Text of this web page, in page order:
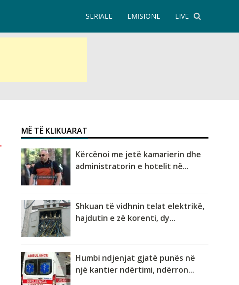
LIVE
EMISIONE
SERIALE
MË TË KLIKUARAT
Kërcënoi me jetë kamarierin dhe
administratorin e hotelit në...
Shkuan të vidhnin telat elektrikë,
hajdutin e zë korenti, dy...
Humbi ndjenjat gjatë punës në
një kantier ndërtimi, ndërron...